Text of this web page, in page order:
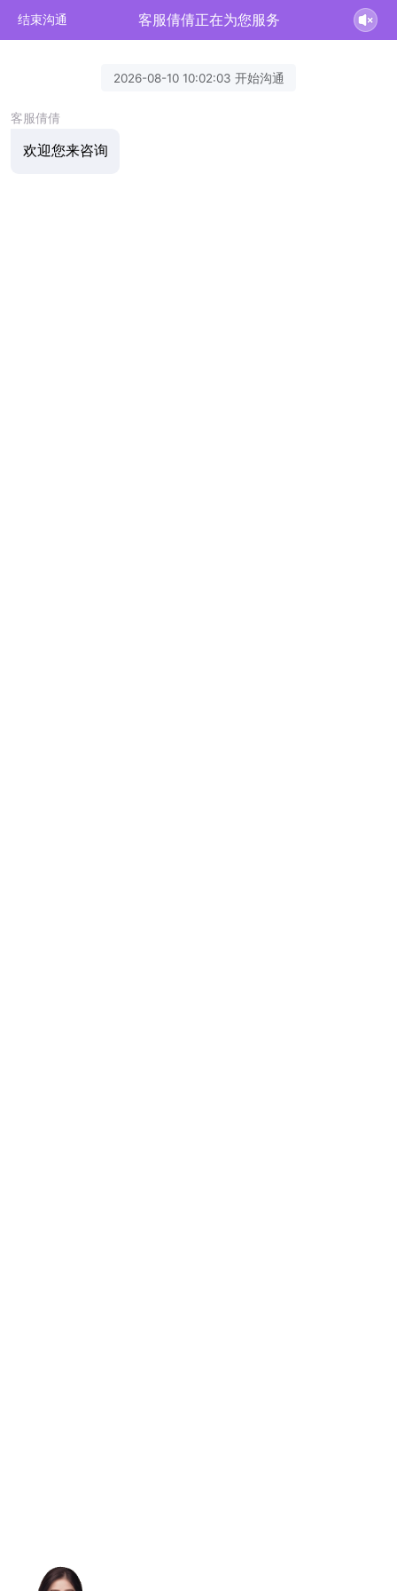
结束沟通 客服倩倩正在为您服务
2026-08-10 10:02:03 开始沟通
客服倩倩
欢迎您来咨询